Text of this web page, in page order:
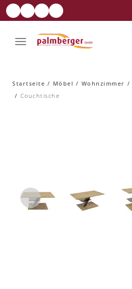
Startseite Möbel Wohnzimmer
Couchtische